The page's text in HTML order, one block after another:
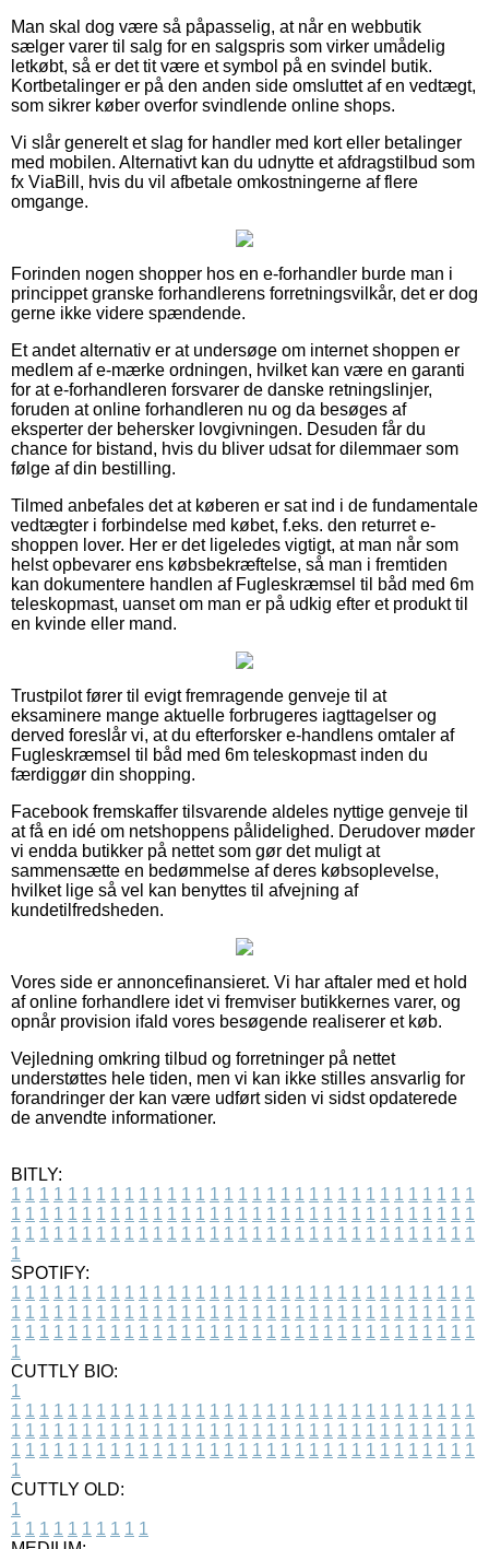
Man skal dog være så påpasselig, at når en webbutik
sælger varer til salg for en salgspris som virker umådelig
letkøbt, så er det tit være et symbol på en svindel butik.
Kortbetalinger er på den anden side omsluttet af en vedtægt,
som sikrer køber overfor svindlende online shops.
Vi slår generelt et slag for handler med kort eller betalinger
med mobilen. Alternativt kan du udnytte et afdragstilbud som
fx ViaBill, hvis du vil afbetale omkostningerne af flere
omgange.
Forinden nogen shopper hos en e-forhandler burde man i
princippet granske forhandlerens forretningsvilkår, det er dog
gerne ikke videre spændende.
Et andet alternativ er at undersøge om internet shoppen er
medlem af e-mærke ordningen, hvilket kan være en garanti
for at e-forhandleren forsvarer de danske retningslinjer,
foruden at online forhandleren nu og da besøges af
eksperter der behersker lovgivningen. Desuden får du
chance for bistand, hvis du bliver udsat for dilemmaer som
følge af din bestilling.
Tilmed anbefales det at køberen er sat ind i de fundamentale
vedtægter i forbindelse med købet, f.eks. den returret e-
shoppen lover. Her er det ligeledes vigtigt, at man når som
helst opbevarer ens købsbekræftelse, så man i fremtiden
kan dokumentere handlen af Fugleskræmsel til båd med 6m
teleskopmast, uanset om man er på udkig efter et produkt til
en kvinde eller mand.
Trustpilot fører til evigt fremragende genveje til at
eksaminere mange aktuelle forbrugeres iagttagelser og
derved foreslår vi, at du efterforsker e-handlens omtaler af
Fugleskræmsel til båd med 6m teleskopmast inden du
færdiggør din shopping.
Facebook fremskaffer tilsvarende aldeles nyttige genveje til
at få en idé om netshoppens pålidelighed. Derudover møder
vi endda butikker på nettet som gør det muligt at
sammensætte en bedømmelse af deres købsoplevelse,
hvilket lige så vel kan benyttes til afvejning af
kundetilfredsheden.
Vores side er annoncefinansieret. Vi har aftaler med et hold
af online forhandlere idet vi fremviser butikkernes varer, og
opnår provision ifald vores besøgende realiserer et køb.
Vejledning omkring tilbud og forretninger på nettet
understøttes hele tiden, men vi kan ikke stilles ansvarlig for
forandringer der kan være udført siden vi sidst opdaterede
de anvendte informationer.
BITLY:
1 1 1 1 1 1 1 1 1 1 1 1 1 1 1 1 1 1 1 1 1 1 1 1 1 1 1 1 1 1 1 1 1
1 1 1 1 1 1 1 1 1 1 1 1 1 1 1 1 1 1 1 1 1 1 1 1 1 1 1 1 1 1 1 1 1
1 1 1 1 1 1 1 1 1 1 1 1 1 1 1 1 1 1 1 1 1 1 1 1 1 1 1 1 1 1 1 1 1
1
SPOTIFY:
1 1 1 1 1 1 1 1 1 1 1 1 1 1 1 1 1 1 1 1 1 1 1 1 1 1 1 1 1 1 1 1 1
1 1 1 1 1 1 1 1 1 1 1 1 1 1 1 1 1 1 1 1 1 1 1 1 1 1 1 1 1 1 1 1 1
1 1 1 1 1 1 1 1 1 1 1 1 1 1 1 1 1 1 1 1 1 1 1 1 1 1 1 1 1 1 1 1 1
1
CUTTLY BIO:
1
1 1 1 1 1 1 1 1 1 1 1 1 1 1 1 1 1 1 1 1 1 1 1 1 1 1 1 1 1 1 1 1 1
1 1 1 1 1 1 1 1 1 1 1 1 1 1 1 1 1 1 1 1 1 1 1 1 1 1 1 1 1 1 1 1 1
1 1 1 1 1 1 1 1 1 1 1 1 1 1 1 1 1 1 1 1 1 1 1 1 1 1 1 1 1 1 1 1 1
1
CUTTLY OLD:
1
1 1 1 1 1 1 1 1 1 1